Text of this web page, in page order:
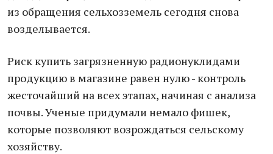
из обращения сельхозземель сегодня снова
возделывается.
Риск купить загрязненную радионуклидами
продукцию в магазине равен нулю - контроль
жесточайший на всех этапах, начиная с анализа
почвы. Ученые придумали немало фишек,
которые позволяют возрождаться сельскому
хозяйству.